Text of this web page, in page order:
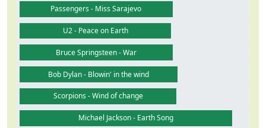
Passengers - Miss Sarajevo
U2 - Peace on Earth
Bruce Springsteen - War
Bob Dylan - Blowin' in the wind
Scorpions - Wind of change
Michael Jackson - Earth Song